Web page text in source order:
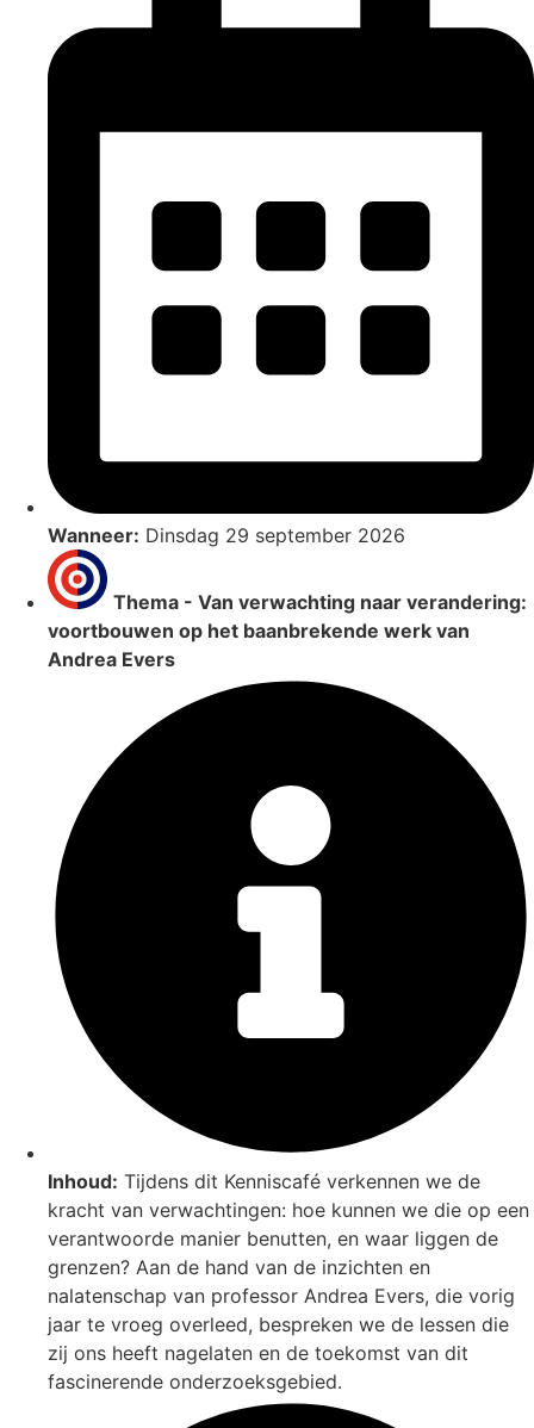
Wanneer: Dinsdag 29 september 2026
Thema - Van verwachting naar verandering:
voortbouwen op het baanbrekende werk van
Andrea Evers
Inhoud: Tijdens dit Kenniscafé verkennen we de
kracht van verwachtingen: hoe kunnen we die op een
verantwoorde manier benutten, en waar liggen de
grenzen? Aan de hand van de inzichten en
nalatenschap van professor Andrea Evers, die vorig
jaar te vroeg overleed, bespreken we de lessen die
zij ons heeft nagelaten en de toekomst van dit
fascinerende onderzoeksgebied.